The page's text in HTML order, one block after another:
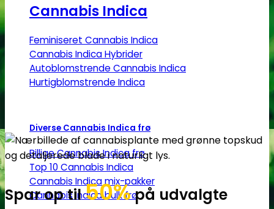
Cannabis Indica
Feminiseret Cannabis Indica
Cannabis Indica Hybrider
Autoblomstrende Cannabis Indica
Hurtigblomstrende Indica
Diverse Cannabis Indica frø
Billige Cannabis Indica frø
Top 10 Cannabis Indica
Cannabis Indica mix-pakker
Cannabis Indica bulk frø
Spar op til50%på udvalgte